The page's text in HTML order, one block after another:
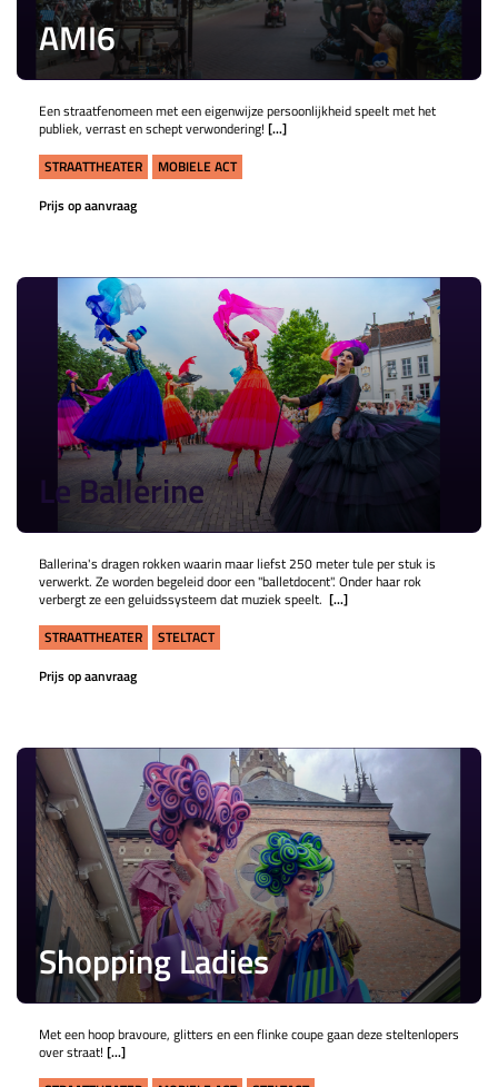
AMI6
Een straatfenomeen met een eigenwijze persoonlijkheid speelt met het
publiek, verrast en schept verwondering! [...]
STRAATTHEATER
MOBIELE ACT
Prijs op aanvraag
Le Ballerine
Ballerina's dragen rokken waarin maar liefst 250 meter tule per stuk is
verwerkt. Ze worden begeleid door een "balletdocent". Onder haar rok
verbergt ze een geluidssysteem dat muziek speelt. [...]
STRAATTHEATER
STELTACT
Prijs op aanvraag
Shopping Ladies
Met een hoop bravoure, glitters en een flinke coupe gaan deze steltenlopers
over straat! [...]